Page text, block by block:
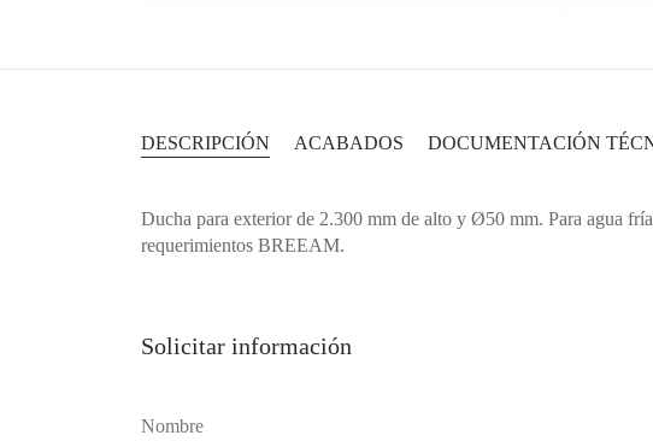
DESCRIPCIÓN ACABADOS DOCUMENTACIÓN
Ducha para exterior de 2.300 mm de alto y Ø50 mm. Para agua
requerimientos BREEAM.
Solicitar información